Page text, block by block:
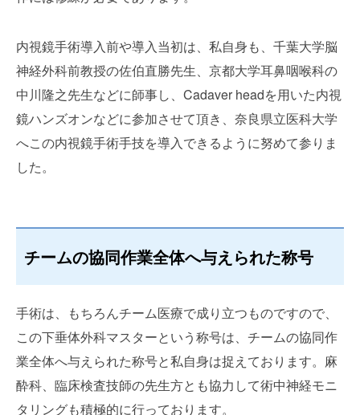
内視鏡手術導入前や導入当初は、私自身も、千葉大学脳
神経外科前教授の佐伯直勝先生、京都大学耳鼻咽喉科の
中川隆之先生などに師事し、 Cadaver headを用いた内視
鏡ハンズオンなどに参加させて頂き、奈良県立医科大学
へこの内視鏡手術手技を導入できるように努めて参りま
した。
チームの協同作業全体へ与えられた称号
手術は、もちろんチーム医療で成り立つものですので、
この下垂体外科マスターという称号は、チームの協同作
業全体へ与えられた称号と私自身は捉えております。麻
酔科、臨床検査技師の先生方とも協力して術中神経モニ
タリングも積極的に行っております。